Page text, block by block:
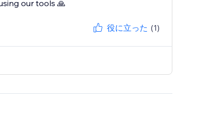
our tools 🙏
役に立った (1)